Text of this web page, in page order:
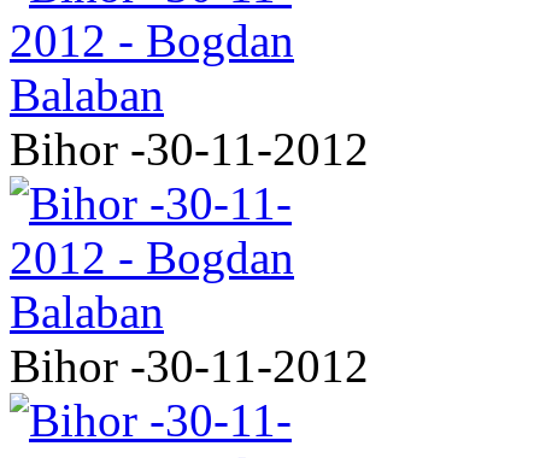
Bihor -30-11-2012
Bihor -30-11-2012